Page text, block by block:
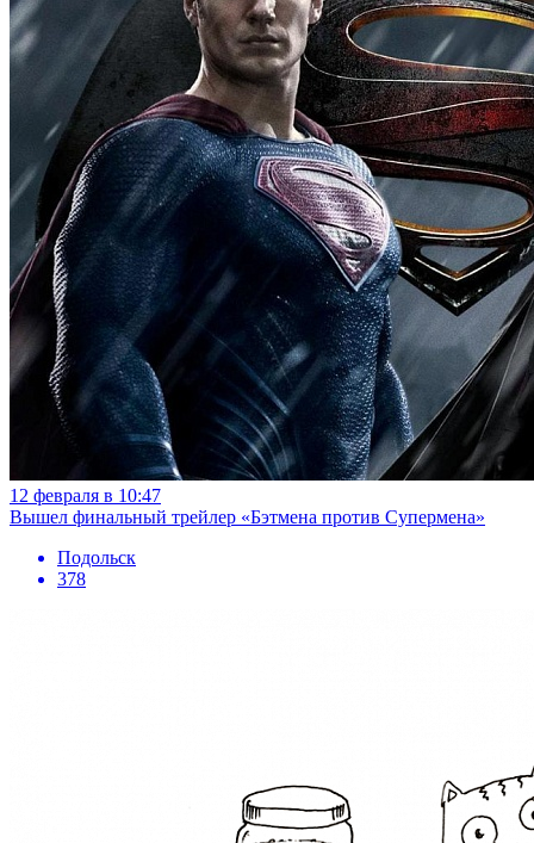
12 февраля в 10:47
Вышел финальный трейлер «Бэтмена против Супермена»
Подольск
378